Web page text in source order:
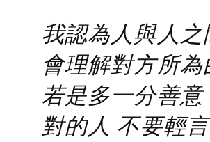
我認為人與人
會理解對方所
若是多一分善
對的人 不要輕